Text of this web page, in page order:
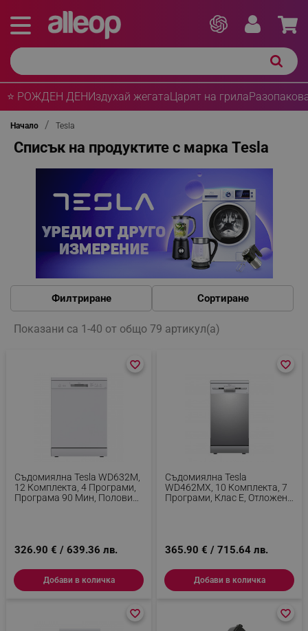
⭐ РОЖДЕН ДЕНИздухай жегатаЦарят на грила
Начало Tesla
Списък на продуктите с марка Tesla
Филтриране Сортиране
Показани са 1-40 от общо 79 артикул(а)
Съдомиялна Tesla WD632M,
12 Комплекта, 4 Програми,
Програма 90 Мин, Половин
326.90 € / 639.36 лв.
favorite_border
favorite_border
Добави в количка
Съдомиялна Tesla
WD462MX, 10 Комплекта, 7
Програми, Клас Е, Отложен
365.90 € / 715.64 лв.
favorite_border
favorite_border
Добави в количка
favorite_border
favorite_border favorite_border
favorite_border